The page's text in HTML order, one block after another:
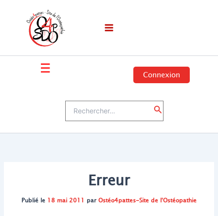
☰ Connexion
Rechercher
Erreur
Publié le 18 mai 2011 parOstéo4pattes-Site de l'Ostéopathie